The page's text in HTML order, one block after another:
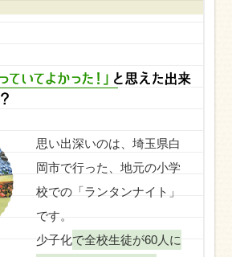
思い出深いのは、埼玉県白
岡市で行った、地元の小学
校での「ランタンナイト」
です。
少子化で全校生徒が60人に